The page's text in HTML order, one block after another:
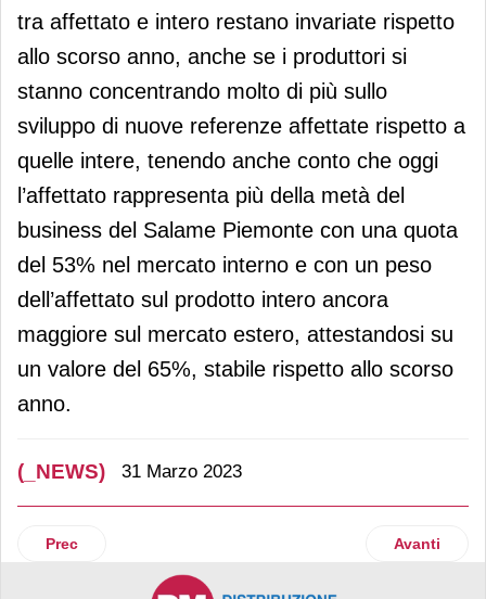
tra affettato e intero restano invariate rispetto
allo scorso anno, anche se i produttori si
stanno concentrando molto di più sullo
sviluppo di nuove referenze affettate rispetto a
quelle intere, tenendo anche conto che oggi
l’affettato rappresenta più della metà del
business del Salame Piemonte con una quota
del 53% nel mercato interno e con un peso
dell’affettato sul prodotto intero ancora
maggiore sul mercato estero, attestandosi su
un valore del 65%, stabile rispetto allo scorso
anno.
(_NEWS) 31 Marzo 2023
Articolo precedente: Assirm annuncia l'ingresso di quattro
Prec Articolo
Avanti